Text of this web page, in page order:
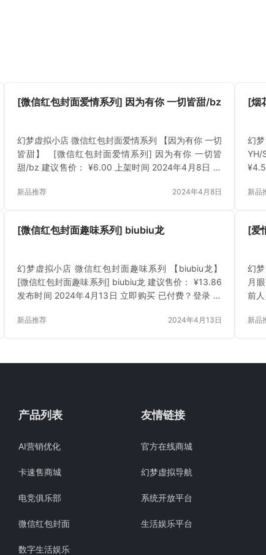
[微信红包封面爱情系列] 因为有你 一切皆甜/bz
幻梦虚拟小店 微信红包封面爱情系列 【因为有你 一切
皆甜】 [微信红包封面爱情系列] 因为有你 一切皆
甜/bz 建议售价： ¥6.00 上架时间 2024年4月8日 立
新品推荐 2024年4月8日
[烟
幻
YH/
新品
[微信红包封面趣味系列] biubiu龙
幻梦虚拟小店 微信红包封面趣味系列 【biubiu龙】
[微信红包封面趣味系列] biubiu龙 建议售价： ¥13.86
发布时间 2024年4月13日 立即购买 已付费？登录 或
新品推荐 2024年4月13日
[爱
幻
月
前
新品
产品列表
AI营销优化
卡速售商城
电竞俱乐部
微信红包封面
数字生活娱乐
友情链接
官方在线商城
幻梦虚拟导航
系统开放平台
生活娱乐平台